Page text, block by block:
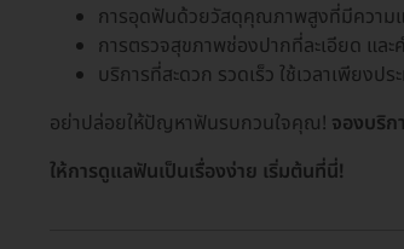
การอุดฟันด้วยวัสดุคุณภาพสูงที่มีความ
การตรวจสุขภาพช่องปากที่ละเอียด แล
บริการที่สะดวก รวดเร็ว ใช้เวลาเพียงป
อย่าปล่อยให้ปัญหาฟันรบกวนใจคุณ! จองบริก
ให้การดูแลฟันเป็นเรื่องง่าย เริ่มต้นที่นี่!